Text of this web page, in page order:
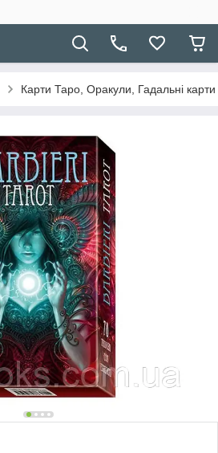
Карти Таро, Оракули, Гадальні карти